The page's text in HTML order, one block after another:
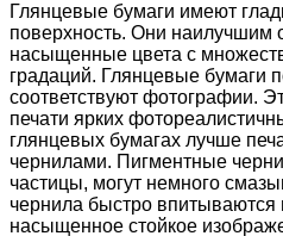
Глянцевые бумаги имеют
поверхность. Они наилучшим
насыщенные цвета с
градаций. Глянцевые бумаги
соответствуют фотографии.
печати ярких
глянцевых бумагах лучше
чернилами. Пигментные
частицы, могут немного
чернила быстро впитываются
насыщенное стойкое